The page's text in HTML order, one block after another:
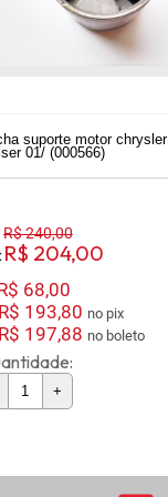
suporte motor
01/ (000566)
R$ 240,00
R$ 204,00
68,00
R$ 193,80
no pix
R$ 197,88 no boleto
+